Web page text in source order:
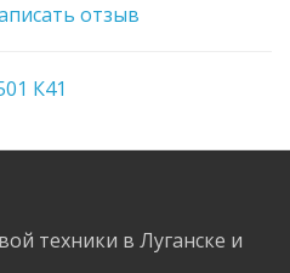
отзыв
К41
техники в Луганске и